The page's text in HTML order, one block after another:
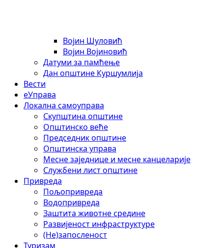
Војин Шуловић
Војин Војиновић
Датуми за памћење
Дан општине Куршумлија
Вести
еУправа
Локална самоуправа
Скупштина општине
Општинско веће
Председник општине
Општинска управа
Месне заједнице и месне канцеларије
Службени лист општине
Привреда
Пољопривреда
Водопривреда
Заштита животне средине
Развијеност инфраструктуре
(Не)запосленост
Туризам